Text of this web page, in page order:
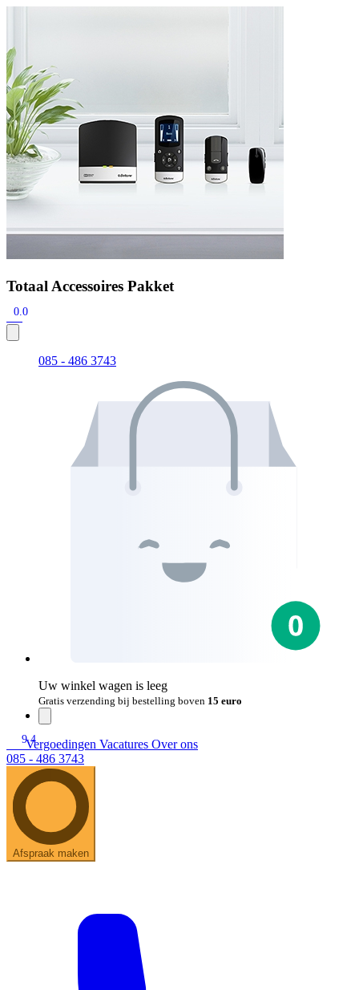
Zoeken
Snel zoeken
Signia hoortoestellen
Allure AIAudio Service R LI 7
Hoortoestelbatterijen
Onderhoudsartikelen
Signia Active Mini IX - Oplaadbaar
De Signia Active Mini IX is het nieuwste hoortoestel van Signia.
Bekijk
Totaal Accessoires Pakket
0.0
085 - 486 3743
Uw winkel wagen is leeg
Gratis verzending bij bestelling boven 15 euro
9.4
Vergoedingen Vacatures Over ons
085 - 486 3743
Afspraak maken